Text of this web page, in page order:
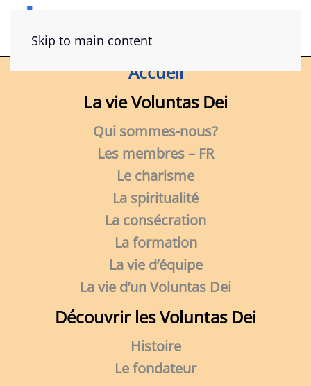
Skip to main content
Accueil
La vie Voluntas Dei
Qui sommes-nous?
Les membres – FR
Le charisme
La spiritualité
La consécration
La formation
La vie d’équipe
La vie d’un Voluntas Dei
Découvrir les Voluntas Dei
Histoire
Le fondateur
Le moment présent
Vatican
Politique de harcèlement